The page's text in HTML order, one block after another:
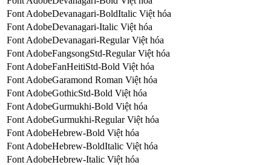
Font AdobeDevanagari-BoldItalic Việt hóa
Font AdobeDevanagari-Italic Việt hóa
Font AdobeDevanagari-Regular Việt hóa
Font AdobeFangsongStd-Regular Việt hóa
Font AdobeFanHeitiStd-Bold Việt hóa
Font AdobeGaramond Roman Việt hóa
Font AdobeGothicStd-Bold Việt hóa
Font AdobeGurmukhi-Bold Việt hóa
Font AdobeGurmukhi-Regular Việt hóa
Font AdobeHebrew-Bold Việt hóa
Font AdobeHebrew-BoldItalic Việt hóa
Font AdobeHebrew-Italic Việt hóa